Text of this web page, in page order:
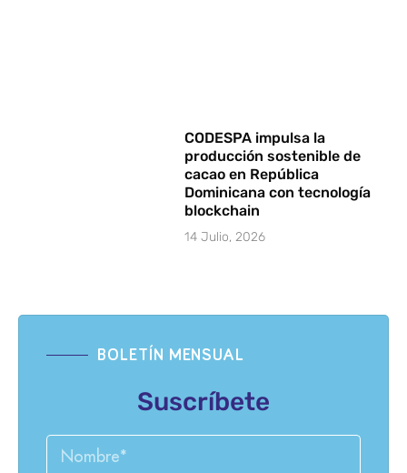
CODESPA impulsa la
producción sostenible de
cacao en República
Dominicana con tecnología
blockchain
14 Julio, 2026
BOLETÍN MENSUAL
Suscríbete